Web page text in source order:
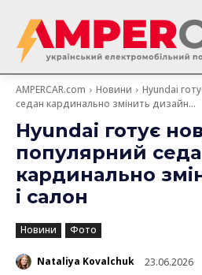
AMPERCAR.com Новини
Hyundai
седан кардинально змінить дизайн...
Hyundai готує
популярний
кардинально
і салон
Новини Фото
Nataliya Kovalchuk 23.06.2026